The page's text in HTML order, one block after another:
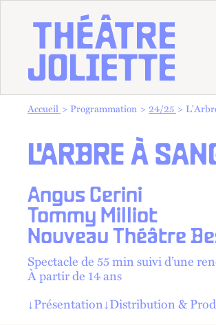
Vous êtes dans :
Accueil Programmation 24/25
L'ARBRE À
Angus Cerini
Tommy Milliot
Nouveau Théâtre
Spectacle de 55 min suivi d’une
À partir de 14 ans
↓Présentation↓Distribution &